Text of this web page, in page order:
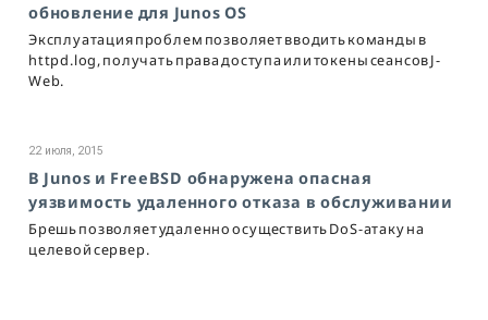
обновление для Junos OS
Эксплуатация проблем позволяет вводить команды в
httpd.log, получать права доступа или токены сеансов J-
Web.
22 июля, 2015
В Junos и FreeBSD обнаружена опасная
уязвимость удаленного отказа в обслуживании
Брешь позволяет удаленно осуществить DoS-атаку на
целевой сервер.